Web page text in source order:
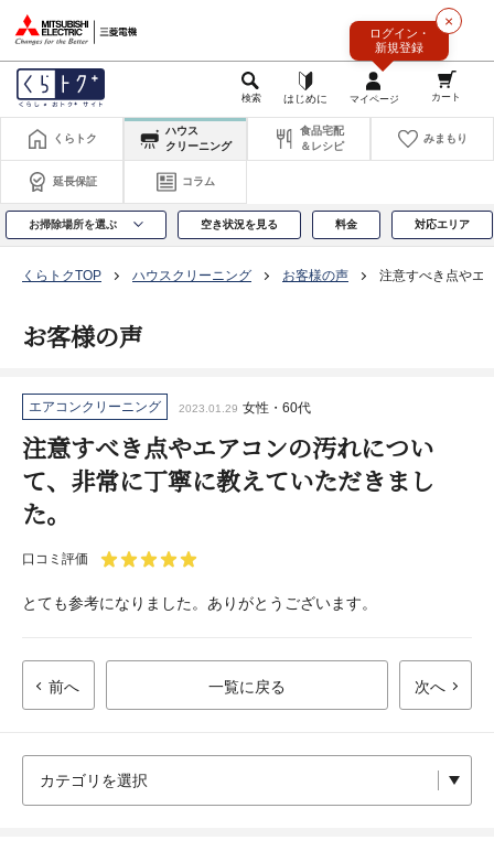
×
ログイン・
新規登録
くらトク
ハウス
クリーニング
食品宅配
＆レシピ
みまもり
延長保証 コラム
お掃除場所を選ぶ 空き状況を見る 料金 対応エリア
くらトクTOP ハウスクリーニング お客様の声 注意すべき点やエ
お客様の声
エアコンクリーニング 2023.01.29 女性・60代
注意すべき点やエアコンの汚れについ
て、非常に丁寧に教えていただきまし
た。
口コミ評価
とても参考になりました。ありがとうございます。
前へ 一覧に戻る 次へ